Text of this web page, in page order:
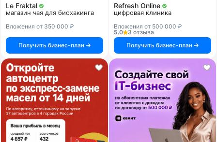
Le Fraktal
магазин чая для биохакинга
Вложения от 350 000 ₽
Получить бизнес-план
Refresh Online
цифровая клиника
Вложения от 500 000 ₽
5.0
3 отзыва
Получить бизнес-план